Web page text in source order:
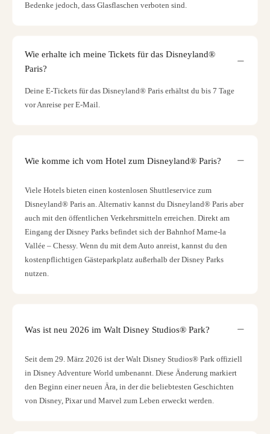
Bedenke jedoch, dass Glasflaschen verboten sind.
Wie erhalte ich meine Tickets für das Disneyland®
Paris?
Deine E-Tickets für das Disneyland® Paris erhältst du bis 7 Tage
vor Anreise per E-Mail.
Wie komme ich vom Hotel zum Disneyland® Paris?
Viele Hotels bieten einen kostenlosen Shuttleservice zum
Disneyland® Paris an. Alternativ kannst du Disneyland® Paris aber
auch mit den öffentlichen Verkehrsmitteln erreichen. Direkt am
Eingang der Disney Parks befindet sich der Bahnhof Marne-la
Vallée – Chessy. Wenn du mit dem Auto anreist, kannst du den
kostenpflichtigen Gästeparkplatz außerhalb der Disney Parks
nutzen.
Was ist neu 2026 im Walt Disney Studios® Park?
Seit dem 29. März 2026 ist der Walt Disney Studios® Park offiziell
in Disney Adventure World umbenannt. Diese Änderung markiert
den Beginn einer neuen Ära, in der die beliebtesten Geschichten
von Disney, Pixar und Marvel zum Leben erweckt werden.